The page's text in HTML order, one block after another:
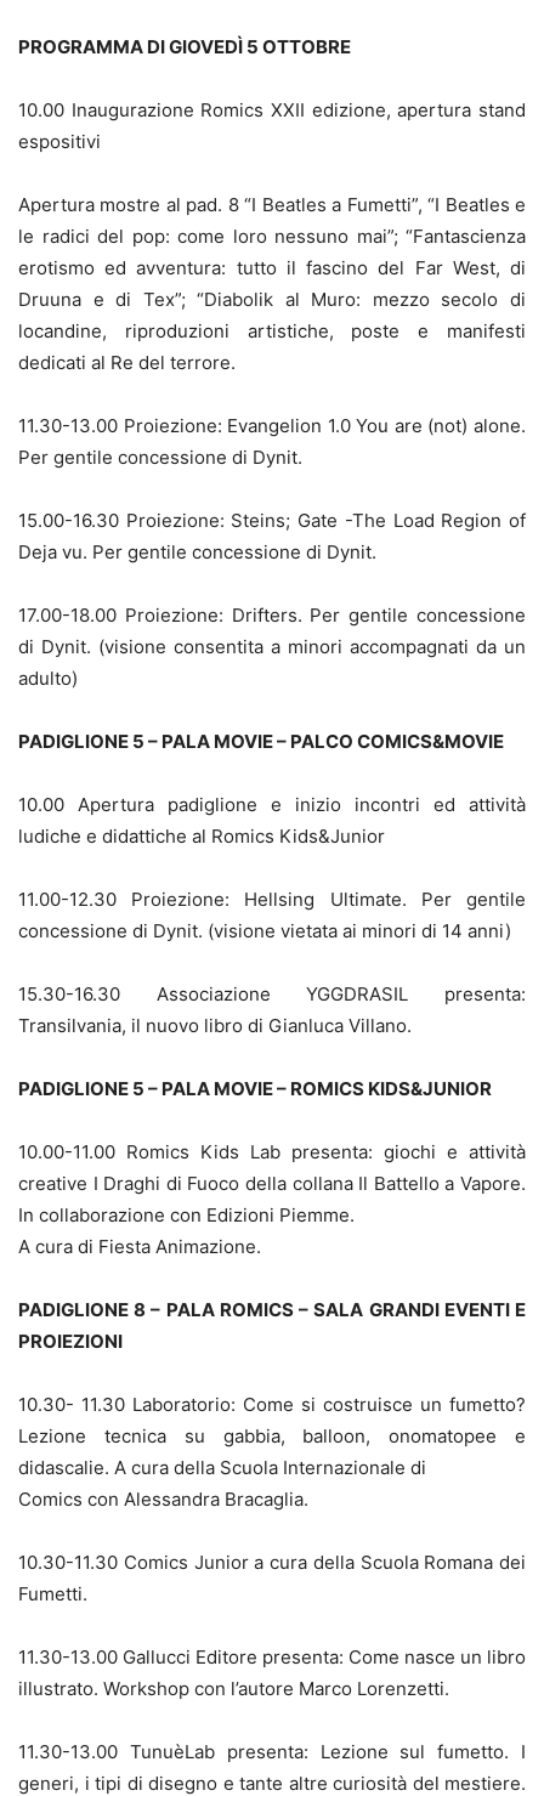
PROGRAMMA DI GIOVEDÌ 5 OTTOBRE
10.00 Inaugurazione Romics XXII edizione, apertura stand
espositivi
Apertura mostre al pad. 8 “I Beatles a Fumetti”, “I Beatles e
le radici del pop: come loro nessuno mai”; “Fantascienza
erotismo ed avventura: tutto il fascino del Far West, di
Druuna e di Tex”; “Diabolik al Muro: mezzo secolo di
locandine, riproduzioni artistiche, poste e manifesti
dedicati al Re del terrore.
11.30-13.00 Proiezione: Evangelion 1.0 You are (not) alone.
Per gentile concessione di Dynit.
15.00-16.30 Proiezione: Steins; Gate -The Load Region of
Deja vu. Per gentile concessione di Dynit.
17.00-18.00 Proiezione: Drifters. Per gentile concessione
di Dynit. (visione consentita a minori accompagnati da un
adulto)
PADIGLIONE 5 – PALA MOVIE – PALCO COMICS&MOVIE
10.00 Apertura padiglione e inizio incontri ed attività
ludiche e didattiche al Romics Kids&Junior
11.00-12.30 Proiezione: Hellsing Ultimate. Per gentile
concessione di Dynit. (visione vietata ai minori di 14 anni)
15.30-16.30 Associazione YGGDRASIL presenta:
Transilvania, il nuovo libro di Gianluca Villano.
PADIGLIONE 5 – PALA MOVIE – ROMICS KIDS&JUNIOR
10.00-11.00 Romics Kids Lab presenta: giochi e attività
creative I Draghi di Fuoco della collana Il Battello a Vapore.
In collaborazione con Edizioni Piemme.
A cura di Fiesta Animazione.
PADIGLIONE 8 – PALA ROMICS – SALA GRANDI EVENTI E
PROIEZIONI
10.30- 11.30 Laboratorio: Come si costruisce un fumetto?
Lezione tecnica su gabbia, balloon, onomatopee e
didascalie. A cura della Scuola Internazionale di
Comics con Alessandra Bracaglia.
10.30-11.30 Comics Junior a cura della Scuola Romana dei
Fumetti.
11.30-13.00 Gallucci Editore presenta: Come nasce un libro
illustrato. Workshop con l’autore Marco Lorenzetti.
11.30-13.00 TunuèLab presenta: Lezione sul fumetto. I
generi, i tipi di disegno e tante altre curiosità del mestiere.